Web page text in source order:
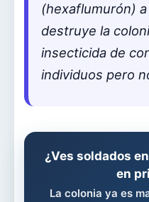
(hexaflumurón)
destruye la
insecticida de
individuos pero
¿Ves soldados
en
La colonia ya es